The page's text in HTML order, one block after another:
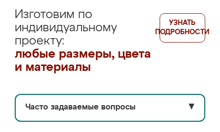
Изготовим по
индивидуальному
проекту:
любые размеры, цвета
и материалы
УЗНАТЬ
ПОДРОБНОСТИ
Часто задаваемые вопросы ▼